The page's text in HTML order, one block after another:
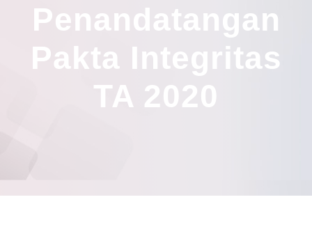
Penandatangan
Pakta Integritas
TA 2020